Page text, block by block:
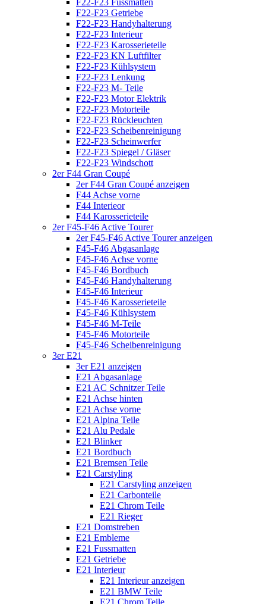
F22-F23 Getriebe
F22-F23 Handyhalterung
F22-F23 Interieur
F22-F23 Karosserieteile
F22-F23 KN Luftfilter
F22-F23 Kühlsystem
F22-F23 Lenkung
F22-F23 M- Teile
F22-F23 Motor Elektrik
F22-F23 Motorteile
F22-F23 Rückleuchten
F22-F23 Scheibenreinigung
F22-F23 Scheinwerfer
F22-F23 Spiegel / Gläser
F22-F23 Windschott
2er F44 Gran Coupé
2er F44 Gran Coupé anzeigen
F44 Achse vorne
F44 Interieor
F44 Karosserieteile
2er F45-F46 Active Tourer
2er F45-F46 Active Tourer anzeigen
F45-F46 Abgasanlage
F45-F46 Achse vorne
F45-F46 Bordbuch
F45-F46 Handyhalterung
F45-F46 Interieur
F45-F46 Karosserieteile
F45-F46 Kühlsystem
F45-F46 M-Teile
F45-F46 Motorteile
F45-F46 Scheibenreinigung
3er E21
3er E21 anzeigen
E21 Abgasanlage
E21 AC Schnitzer Teile
E21 Achse hinten
E21 Achse vorne
E21 Alpina Teile
E21 Alu Pedale
E21 Blinker
E21 Bordbuch
E21 Bremsen Teile
E21 Carstyling
E21 Carstyling anzeigen
E21 Carbonteile
E21 Chrom Teile
E21 Rieger
E21 Domstreben
E21 Embleme
E21 Fussmatten
E21 Getriebe
E21 Interieur
E21 Interieur anzeigen
E21 BMW Teile
E21 Chrom Teile